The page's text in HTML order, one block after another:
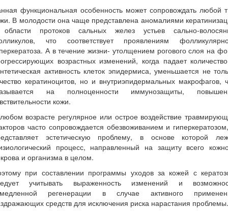
функциональная особенность может сопровождать любой
В молодости она чаще представлена аномалиями
протоков сальных желез устьев сально-
что соответствует проявлениям
А в течение жизни- утолщением рогового слоя на
возрастных изменений, когда падает
активность клеток эпидермиса, уменьшается не
кератиноцитов, но и внутриэпидермальных макрофагов,
на полноценности иммунозащиты,
кожи.
возрасте регулярное или острое воздействие
часто сопровождается обезвоживанием и
эстетическую проблему, в основе которой
процесс, направленный на защиту всего
и организма в целом.
при составлении программы уходов за кожей с
учитывать выраженность изменений и
регенерации в случае активного
средств для исключения риска нарастания проблемы.